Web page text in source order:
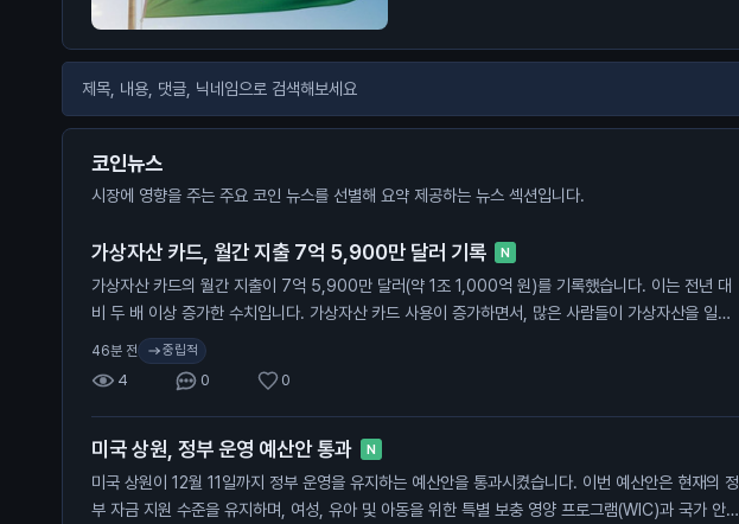
코인뉴스
시장에 영향을 주는 주요 코인 뉴스를 선별해 요약 제공하는 뉴스 섹션입니다.
가상자산 카드, 월간 지출 7억 5,900만 달러 기록 N
가상자산 카드의 월간 지출이 7억 5,900만 달러(약 1조 1,000억 원)를 기록했습니다. 이는 전년 대
비 두 배 이상 증가한 수치입니다. 가상자산 카드 사용이 증가하면서, 많은 사람들이 가상자산을 일상
에서 활용하고 있습니다. 이러한 변화는 가상자산의 대중화와 관련이 있습니다. 특히, 데이터 센터 건
설 비용이 증가하고 있어 가상자산과 인공지능(AI) 관련 기업들이 인프라를 확장하고 있습니다. 이 통
계는 가상자산 카드 사용이 증가하고 있다는 것을 보여줍니다. 일반 투자자에게는 가상자산의 수요가
높아지고 있다는 신호로 해석될 수 있습니다.
46분 전 중립적
4 0 0
미국 상원, 정부 운영 예산안 통과 N
미국 상원이 12월 11일까지 정부 운영을 유지하는 예산안을 통과시켰습니다. 이번 예산안은 현재의 정
부 자금 지원 수준을 유지하며, 여성, 유아 및 아동을 위한 특별 보충 영양 프로그램(WIC)과 국가 안보